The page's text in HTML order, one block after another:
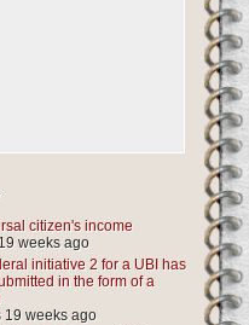
citizen's income
weeks ago
initiative 2 for a UBI has
in the form of a
19 weeks ago